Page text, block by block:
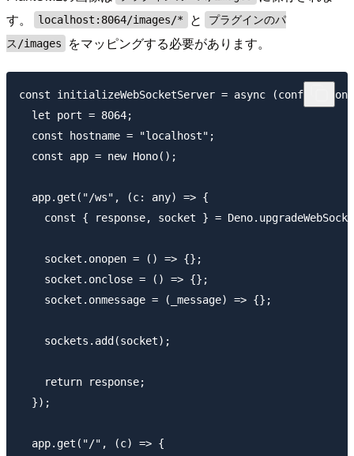
す。
localhost:8064/images/* と
プラグインのパ
ス/images
をマッピングする必要があります。
const initializeWebSocketServer = async (config:
  let port = 8064;
  const hostname = "localhost";
  const app = new Hono();
  app.get("/ws", (c: any) => {
const { response, socket } =
    socket.onopen = () => {};
    socket.onclose = () => {};
    socket.onmessage = (_message) => {};
    sockets.add(socket);
    return response;
  });
  app.get("/", (c) => {